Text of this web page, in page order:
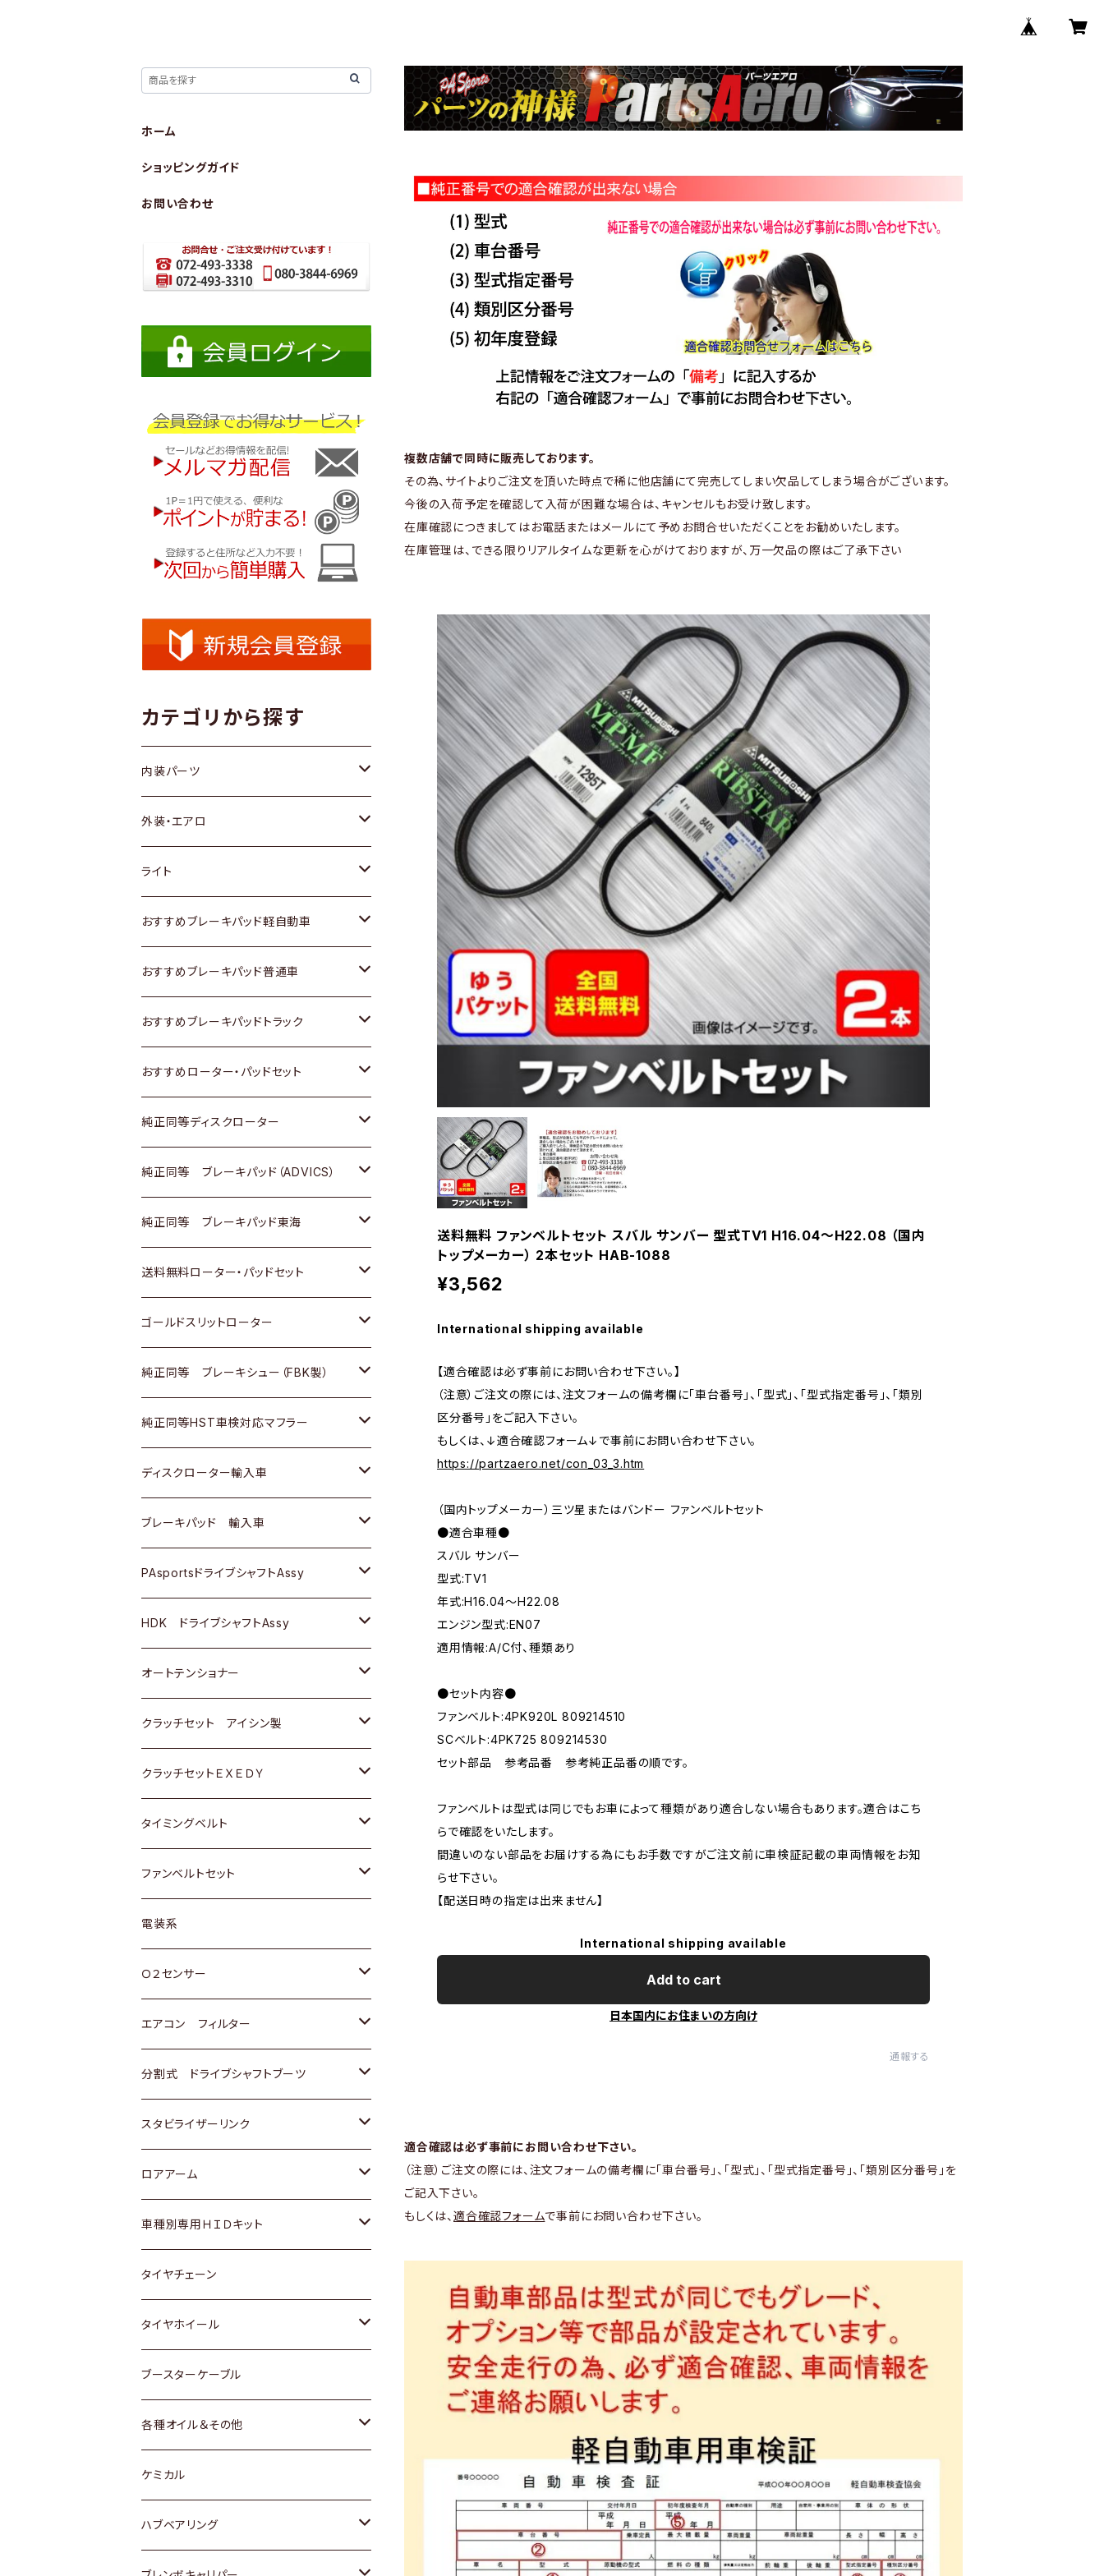
複数店舗で同時に販売しております。
その為、サイトよりご注文を頂いた時点で稀に他店舗にて完売してしまい欠品してしまう場合がございます。
今後の入荷予定を確認して入荷が困難な場合は、キャンセルもお受け致します。
在庫確認につきましてはお電話またはメールにて予めお問合せいただくことをお勧めいたします。
在庫管理は、できる限りリアルタイムな更新を心がけておりますが、万一欠品の際はご了承下さい
送料無料 ファンベルトセット スバル サンバー 型式TV1 H16.04～H22.08 （国内
トップメーカー） 2本セット HAB-1088
¥3,562
International shipping available
【適合確認は必ず事前にお問い合わせ下さい。】
（注意）ご注文の際には、注文フォームの備考欄に「車台番号」、「型式」、「型式指定番号」、「類別
区分番号」をご記入下さい。
もしくは、↓適合確認フォーム↓で事前にお問い合わせ下さい。
https://partzaero.net/con_03_3.htm
（国内トップメーカー）三ツ星またはバンドー ファンベルトセット
●適合車種●
スバル サンバー
型式:TV1
年式:H16.04～H22.08
エンジン型式:EN07
適用情報:A/C付、種類あり
●セット内容●
ファンベルト:4PK920L 809214510
SCベルト:4PK725 809214530
セット部品 参考品番 参考純正品番の順です。
ファンベルトは型式は同じでもお車によって種類があり適合しない場合もあります。適合はこち
らで確認をいたします。
間違いのない部品をお届けする為にもお手数ですがご注文前に車検証記載の車両情報をお知
らせ下さい。
【配送日時の指定は出来ません】
International shipping available
Add to cart
日本国内にお住まいの方向け
通報する
適合確認は必ず事前にお問い合わせ下さい。
（注意）ご注文の際には、注文フォームの備考欄に「車台番号」、「型式」、「型式指定番号」、「類別区分番号」を
ご記入下さい。
もしくは、 適合確認フォームで事前にお問い合わせ下さい。
ホーム
ショッピングガイド
お問い合わせ
カテゴリから探す
内装パーツ
トヨタ
ホンダ
スズキ
日産
いすゞ
ダイハツ
マツダ
三菱
スバル
日野
三菱ふそう
ＢＭＷ
外装・エアロ
トヨタ
ホンダ
スズキ
日産
いすゞ
ダイハツ
マツダ
三菱
日野
三菱ふそう
ライト
トヨタ
スズキ
日産
いすゞ
ダイハツ
三菱
日野
三菱ふそう
その他
おすすめブレーキパッド軽自動車
トヨタ
ホンダ
スズキ
日産
ダイハツ
マツダ
三菱
スバル
おすすめブレーキパッド普通車
トヨタ
ホンダ
スズキ
日産
いすゞ
ダイハツ
マツダ
三菱
スバル
おすすめブレーキパッドトラック
トヨタ
日産
いすゞ
ダイハツ
マツダ
三菱
おすすめローター・パッドセット
トヨタ
ホンダ
スズキ
日産
ダイハツ
マツダ
三菱
スバル
純正同等ディスクローター
トヨタ
ホンダ
スズキ
日産
いすゞ
ダイハツ
マツダ
三菱
スバル
ＢＥＮＺ
純正同等 ブレーキパッド（ADVICS）
トヨタ
ホンダ
スズキ
日産
ダイハツ
マツダ
三菱
スバル
純正同等 ブレーキパッド東海
トヨタ
ホンダ
日産
いすゞ
ダイハツ
マツダ
三菱
スバル
送料無料ローター・パッドセット
トヨタ
ホンダ
スズキ
日産
ダイハツ
マツダ
三菱
スバル
ゴールドスリットローター
トヨタ
ホンダ
スズキ
日産
ダイハツ
マツダ
三菱
スバル
純正同等 ブレーキシュー（FBK製）
ホンダ
スズキ
日産
ダイハツ
マツダ
三菱
スバル
純正同等HST車検対応マフラー
トヨタ
ホンダ
スズキ
日産
いすゞ
ダイハツ
マツダ
三菱
スバル
日野
ディスクローター輸入車
ＡＵＤＩ
ＢＥＮＺ
ＢＭＷ
GOLF
ＷＡＧＥＮ
アストロ（シボレー）
クライスラー
ブレーキパッド 輸入車
ＢＥＮＺ
ＢＭＷ
ＷＡＧＥＮ
ＶＯＬＶＯ
PAsportsドライブシャフトAssy
トヨタ
ホンダ
スズキ
日産
ダイハツ
マツダ
三菱
スバル
HDK ドライブシャフトAssy
スズキ
ダイハツ
日産
ホンダ
マツダ
オートテンショナー
トヨタ
クラッチセット アイシン製
ホンダ
スズキ
ダイハツ
マツダ
三菱
スバル
クラッチセットＥＸＥＤＹ
ホンダ
スズキ
日産
ダイハツ
マツダ
三菱
スバル
タイミングベルト
トヨタ
スズキ
ダイハツ
三菱
スバル
ファンベルトセット
トヨタ
ホンダ
スズキ
日産
いすゞ
ダイハツ
マツダ
三菱
スバル
レクサス
電装系
Ｏ２センサー
トヨタ
ホンダ
スズキ
日産
ダイハツ
マツダ
三菱
スバル
エアコン フィルター
トヨタ
ホンダ
スズキ
日産
いすゞ
ダイハツ
マツダ
三菱
スバル
分割式 ドライブシャフトブーツ
トヨタ
ホンダ
スズキ
日産
ダイハツ
スバル
スタビライザーリンク
トヨタ
ホンダ
スズキ
日産
ダイハツ
マツダ
ロアアーム
ホンダ
スズキ
日産
ダイハツ
マツダ
スバル
車種別専用ＨＩＤキット
トヨタ
マツダ
タイヤチェーン
タイヤホイール
トヨタ
ホンダ
スズキ
日産
ブースターケーブル
各種オイル＆その他
ディーデル洗浄添加剤
ケミカル
ハブベアリング